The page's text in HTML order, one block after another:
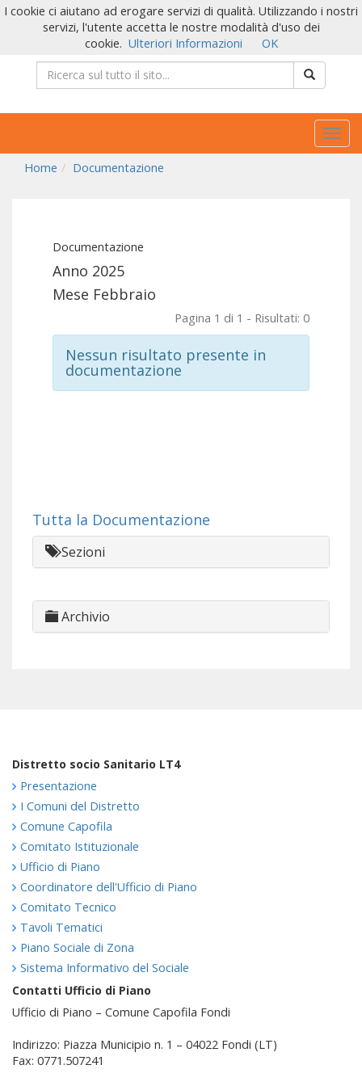
Home
Documentazione
Documentazione
Anno 2025
Mese Febbraio
Pagina 1 di 1 - Risultati: 0
Nessun risultato presente in
documentazione
Tutta la Documentazione
Sezioni
Archivio
Distretto socio Sanitario LT4
Presentazione
I Comuni del Distretto
Comune Capofila
Comitato Istituzionale
Ufficio di Piano
Coordinatore dell'Ufficio di Piano
Comitato Tecnico
Tavoli Tematici
Piano Sociale di Zona
Sistema Informativo del Sociale
Contatti Ufficio di Piano
Ufficio di Piano – Comune Capofila Fondi
Indirizzo: Piazza Municipio n. 1 – 04022 Fondi (LT)
Fax: 0771.507241
I cookie ci aiutano ad erogare servizi di qualità. Utilizzando i nostri
servizi, l'utente accetta le nostre modalità d'uso dei
cookie. Ulteriori Informazioni OK